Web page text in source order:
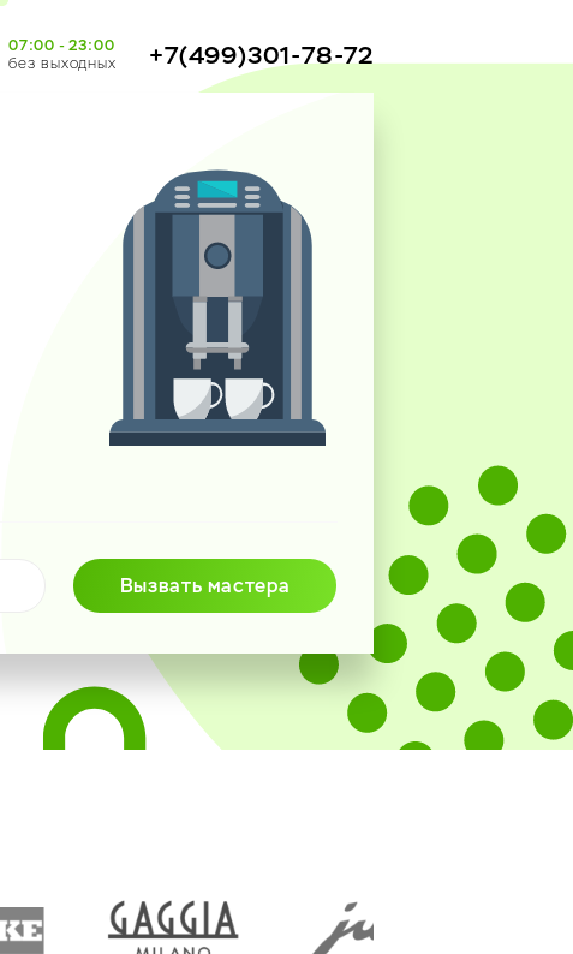
07:00 - 23:00
без выходных
+7(499)301-78-72
Вызвать мастера